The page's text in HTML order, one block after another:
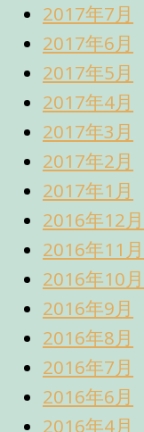
2017年7月
2017年6月
2017年5月
2017年4月
2017年3月
2017年2月
2017年1月
2016年12月
2016年11月
2016年10月
2016年9月
2016年8月
2016年7月
2016年6月
2016年4月